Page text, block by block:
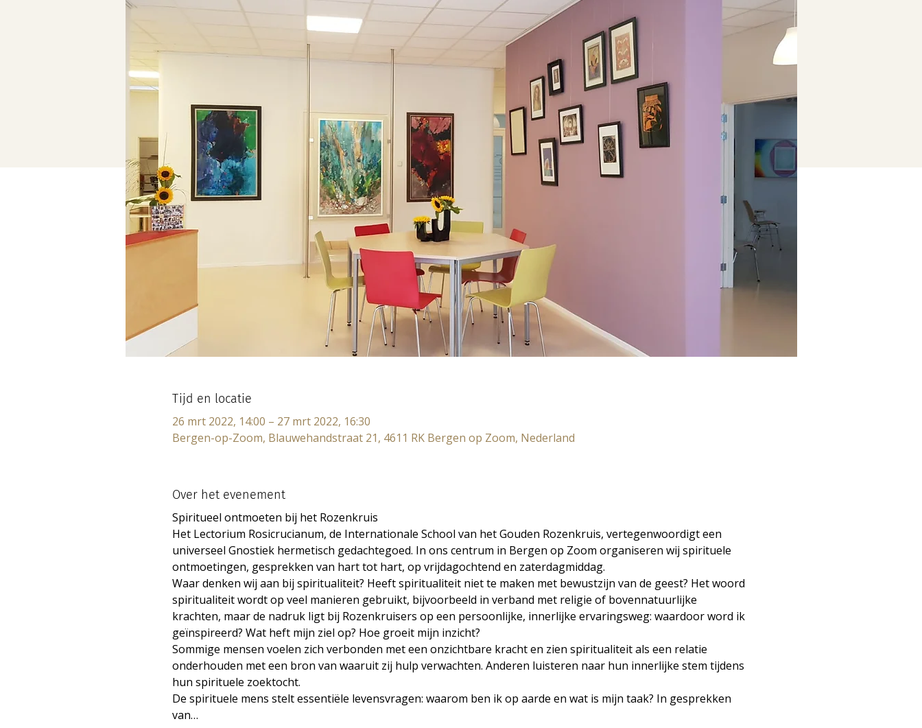
Tijd en locatie
26 mrt 2022, 14:00 – 27 mrt 2022, 16:30
Bergen-op-Zoom, Blauwehandstraat 21, 4611 RK Bergen op Zoom, Nederland
Over het evenement
Spiritueel ontmoeten bij het Rozenkruis
Het Lectorium Rosicrucianum, de Internationale School van het Gouden Rozenkruis, vertegenwoordigt een
universeel Gnostiek hermetisch gedachtegoed. In ons centrum in Bergen op Zoom organiseren wij spirituele
ontmoetingen, gesprekken van hart tot hart, op vrijdagochtend en zaterdagmiddag.
Waar denken wij aan bij spiritualiteit? Heeft spiritualiteit niet te maken met bewustzijn van de geest? Het woord
spiritualiteit wordt op veel manieren gebruikt, bijvoorbeeld in verband met religie of bovennatuurlijke
krachten, maar de nadruk ligt bij Rozenkruisers op een persoonlijke, innerlijke ervaringsweg: waardoor word ik
geïnspireerd? Wat heft mijn ziel op? Hoe groeit mijn inzicht?
Sommige mensen voelen zich verbonden met een onzichtbare kracht en zien spiritualiteit als een relatie
onderhouden met een bron van waaruit zij hulp verwachten. Anderen luisteren naar hun innerlijke stem tijdens
hun spirituele zoektocht.
De spirituele mens stelt essentiële levensvragen: waarom ben ik op aarde en wat is mijn taak? In gesprekken
van…